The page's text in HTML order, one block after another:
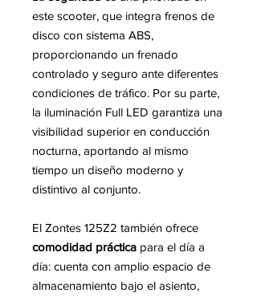
este scooter, que integra frenos de
disco con sistema ABS,
proporcionando un frenado
controlado y seguro ante diferentes
condiciones de tráfico. Por su parte,
la iluminación Full LED garantiza una
visibilidad superior en conducción
nocturna, aportando al mismo
tiempo un diseño moderno y
distintivo al conjunto.
El Zontes 125Z2 también ofrece
comodidad práctica para el día a
día: cuenta con amplio espacio de
almacenamiento bajo el asiento,